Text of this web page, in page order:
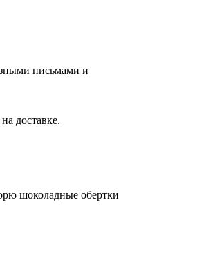
письмами и
доставке.
шоколадные обертки